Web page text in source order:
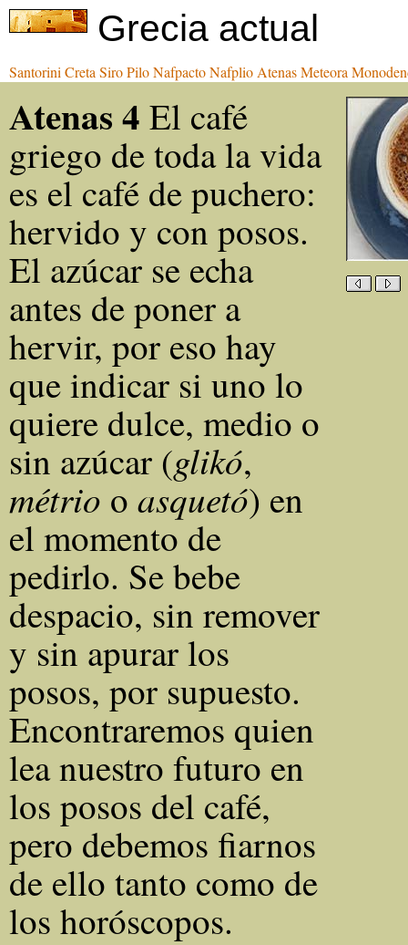
Grecia actual
Santorini Creta SiroPiloNafpactoNafplio AtenasMeteora
Atenas 4 El café
griego de toda la vida
es el café de puchero:
hervido y con posos.
El azúcar se echa
antes de poner a
hervir, por eso hay
que indicar si uno lo
quiere dulce, medio o
sin azúcar (glikó,
métrio o asquetó) en
el momento de
pedirlo. Se bebe
despacio, sin remover
y sin apurar los
posos, por supuesto.
Encontraremos quien
lea nuestro futuro en
los posos del café,
pero debemos fiarnos
de ello tanto como de
los horóscopos.